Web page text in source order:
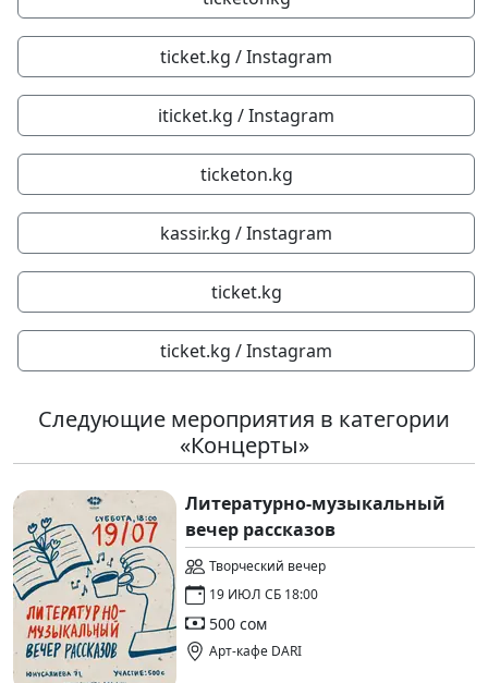
ticket.kg / Instagram
iticket.kg / Instagram
ticketon.kg
kassir.kg / Instagram
ticket.kg
ticket.kg / Instagram
Следующие мероприятия в категории
«Концерты»
Литературно-музыкальный
вечер рассказов
Творческий вечер
19 ИЮЛ СБ 18:00
500 сом
Арт-кафе DARI